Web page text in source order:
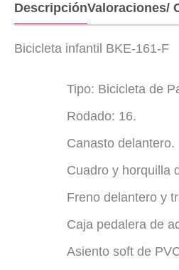
DescripciónValoraciones/
Bicicleta infantil BKE-161-F
Tipo: Bicicleta de
Rodado: 16.
Canasto delantero.
Cuadro y horquilla
Freno delantero y
Caja pedalera de
Asiento soft de